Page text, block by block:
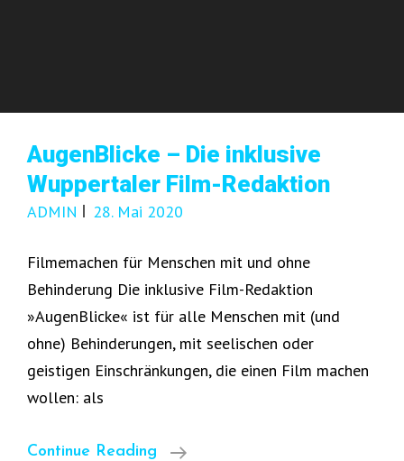
AugenBlicke – Die inklusive
Wuppertaler Film-Redaktion
ADMIN 28. Mai 2020
Filmemachen für Menschen mit und ohne
Behinderung Die inklusive Film-Redaktion
»AugenBlicke« ist für alle Menschen mit (und
ohne) Behinderungen, mit seelischen oder
geistigen Einschränkungen, die einen Film machen
wollen: als
Continue Reading
AugenBlicke